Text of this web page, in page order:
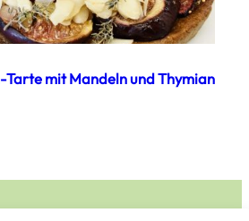
mit Mandeln und Thymian